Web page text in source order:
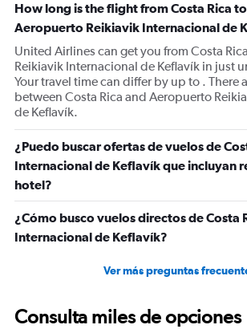
How long is the flight from Costa Rica to
Aeropuerto Reikiavik Internacional de
United Airlines can get you from Costa
Reikiavik Internacional de Keflavík in just
Your travel time can differ by up to . There
between Costa Rica and Aeropuerto
de Keflavík.
¿Puedo buscar ofertas de vuelos de
Internacional de Keflavík que incluyan
hotel?
¿Cómo busco vuelos directos de Costa
Internacional de Keflavík?
Ver más preguntas
Consulta miles de opciones